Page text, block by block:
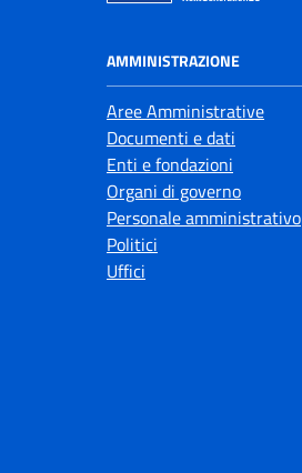
AMMINISTRAZIONE
Aree Amministrative
Documenti e dati
Enti e fondazioni
Organi di governo
Personale amministrativo
Politici
Uffici